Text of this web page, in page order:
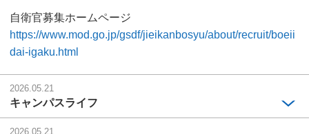
自衛官募集ホームページ
https://www.mod.go.jp/gsdf/jieikanbosyu/about/recruit/boeii
dai-igaku.html
2026.05.21
キャンパスライフ
2026.05.21